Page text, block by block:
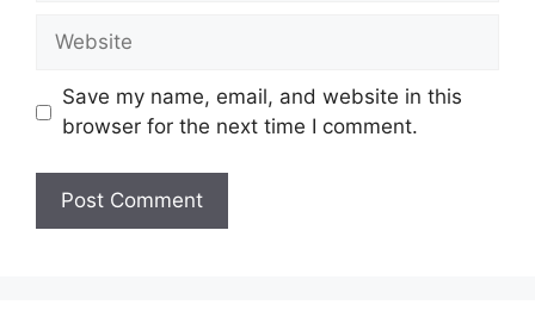
Website
Save my name, email, and website in this
browser for the next time I comment.